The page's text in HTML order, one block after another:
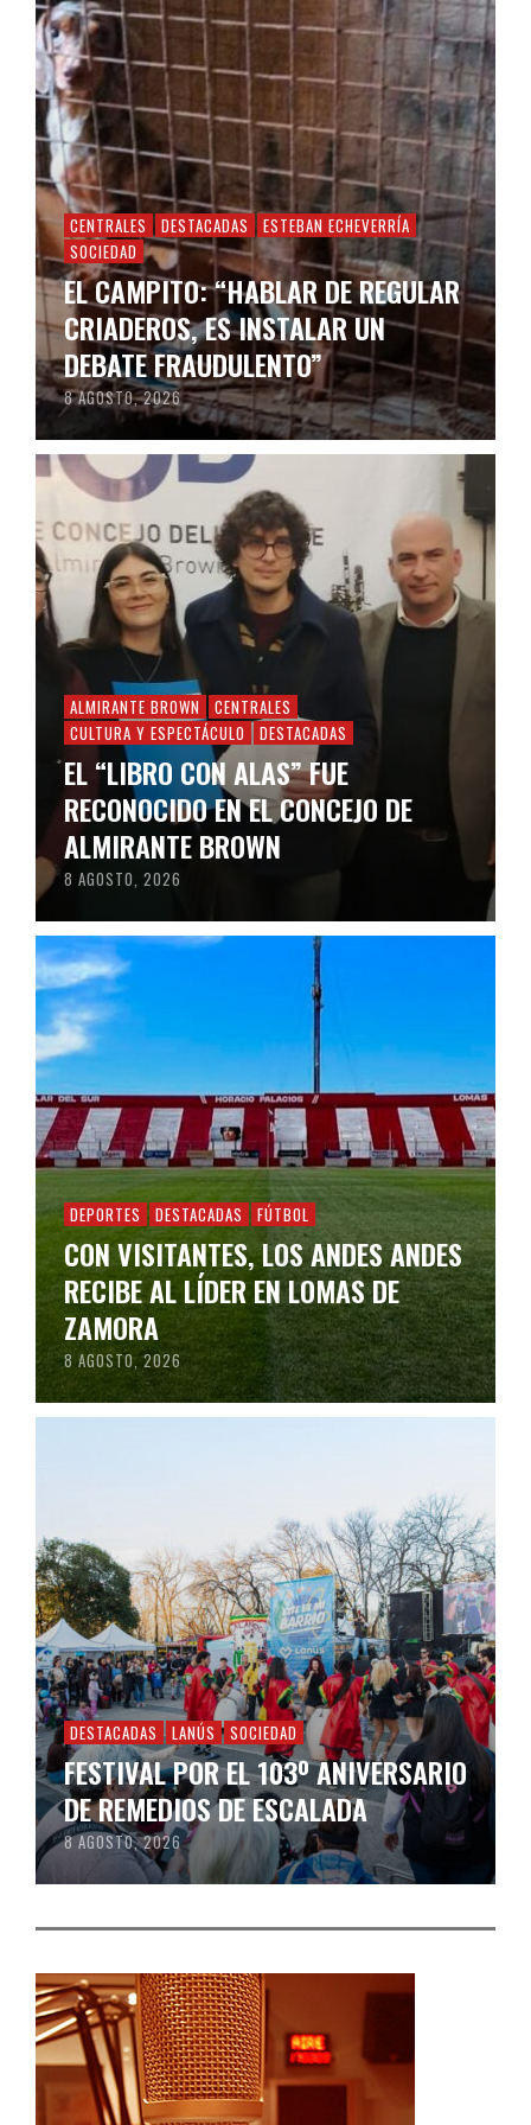
CENTRALES DESTACADAS
ESTEBAN ECHEVERRÍA
SOCIEDAD
EL CAMPITO: “HABLAR DE REGULAR
CRIADEROS, ES INSTALAR UN
DEBATE FRAUDULENTO”
8 AGOSTO, 2026
ALMIRANTE BROWN
CENTRALES
CULTURA Y ESPECTÁCULO
DESTACADAS
EL “LIBRO CON ALAS” FUE
RECONOCIDO EN EL CONCEJO DE
ALMIRANTE BROWN
8 AGOSTO, 2026
DEPORTES DESTACADAS FÚTBOL
CON VISITANTES, LOS ANDES ANDES
RECIBE AL LÍDER EN LOMAS DE
ZAMORA
8 AGOSTO, 2026
DESTACADAS LANÚS SOCIEDAD
FESTIVAL POR EL 103º ANIVERSARIO
DE REMEDIOS DE ESCALADA
8 AGOSTO, 2026